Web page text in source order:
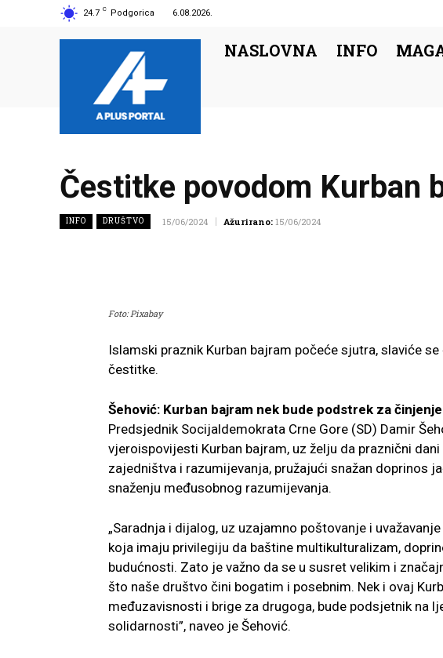
24.7 C Podgorica 6.08.2026.
NASLOVNA INFO
Čestitke povodom Kurban
INFO DRUŠTVO 15/06/2024 Ažurirano: 15/06/2024
Foto: Pixabay
Islamski praznik Kurban bajram počeće sjutra, slaviće
čestitke.
Šehović: Kurban bajram nek bude podstrek za
Predsjednik Socijaldemokrata Crne Gore (SD) Damir
vjeroispovijesti Kurban bajram, uz želju da praznični
zajedništva i razumijevanja, pružajući snažan doprinos
snaženju međusobnog razumijevanja.
„Saradnja i dijalog, uz uzajamno poštovanje i
koja imaju privilegiju da baštine multikulturalizam,
budućnosti. Zato je važno da se u susret velikim i
što naše društvo čini bogatim i posebnim. Nek i ovaj
međuzavisnosti i brige za drugoga, bude podsjetnik na
solidarnosti”, naveo je Šehović.